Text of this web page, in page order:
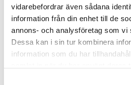
vidarebefordrar även sådana
information från din enhet till de
annons- och analysföretag som vi
Dessa kan i sin tur kombinera
information som du har